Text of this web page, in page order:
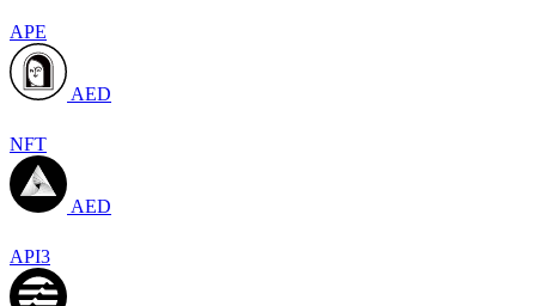
APE
AED
NFT
AED
API3